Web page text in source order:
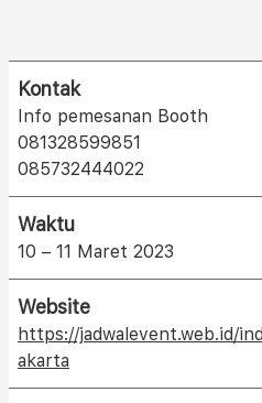
Kontak
Info pemesanan Booth
081328599851
085732444022
Waktu
10 – 11 Maret 2023
Website
https://jadwalevent.web.id/
akarta